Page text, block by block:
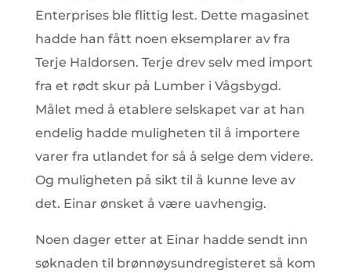
Enterprises ble flittig lest. Dette magasinet
hadde han fått noen eksemplarer av fra
Terje Haldorsen. Terje drev selv med import
fra et rødt skur på Lumber i Vågsbygd.
Målet med å etablere selskapet var at han
endelig hadde muligheten til å importere
varer fra utlandet for så å selge dem videre.
Og muligheten på sikt til å kunne leve av
det. Einar ønsket å være uavhengig.
Noen dager etter at Einar hadde sendt inn
søknaden til brønnøysundregisteret så kom